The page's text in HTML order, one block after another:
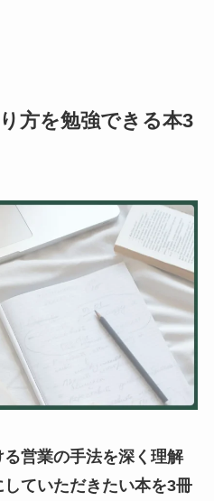
方を勉強できる本3
営業の手法を深く理解
ていただきたい本を3冊